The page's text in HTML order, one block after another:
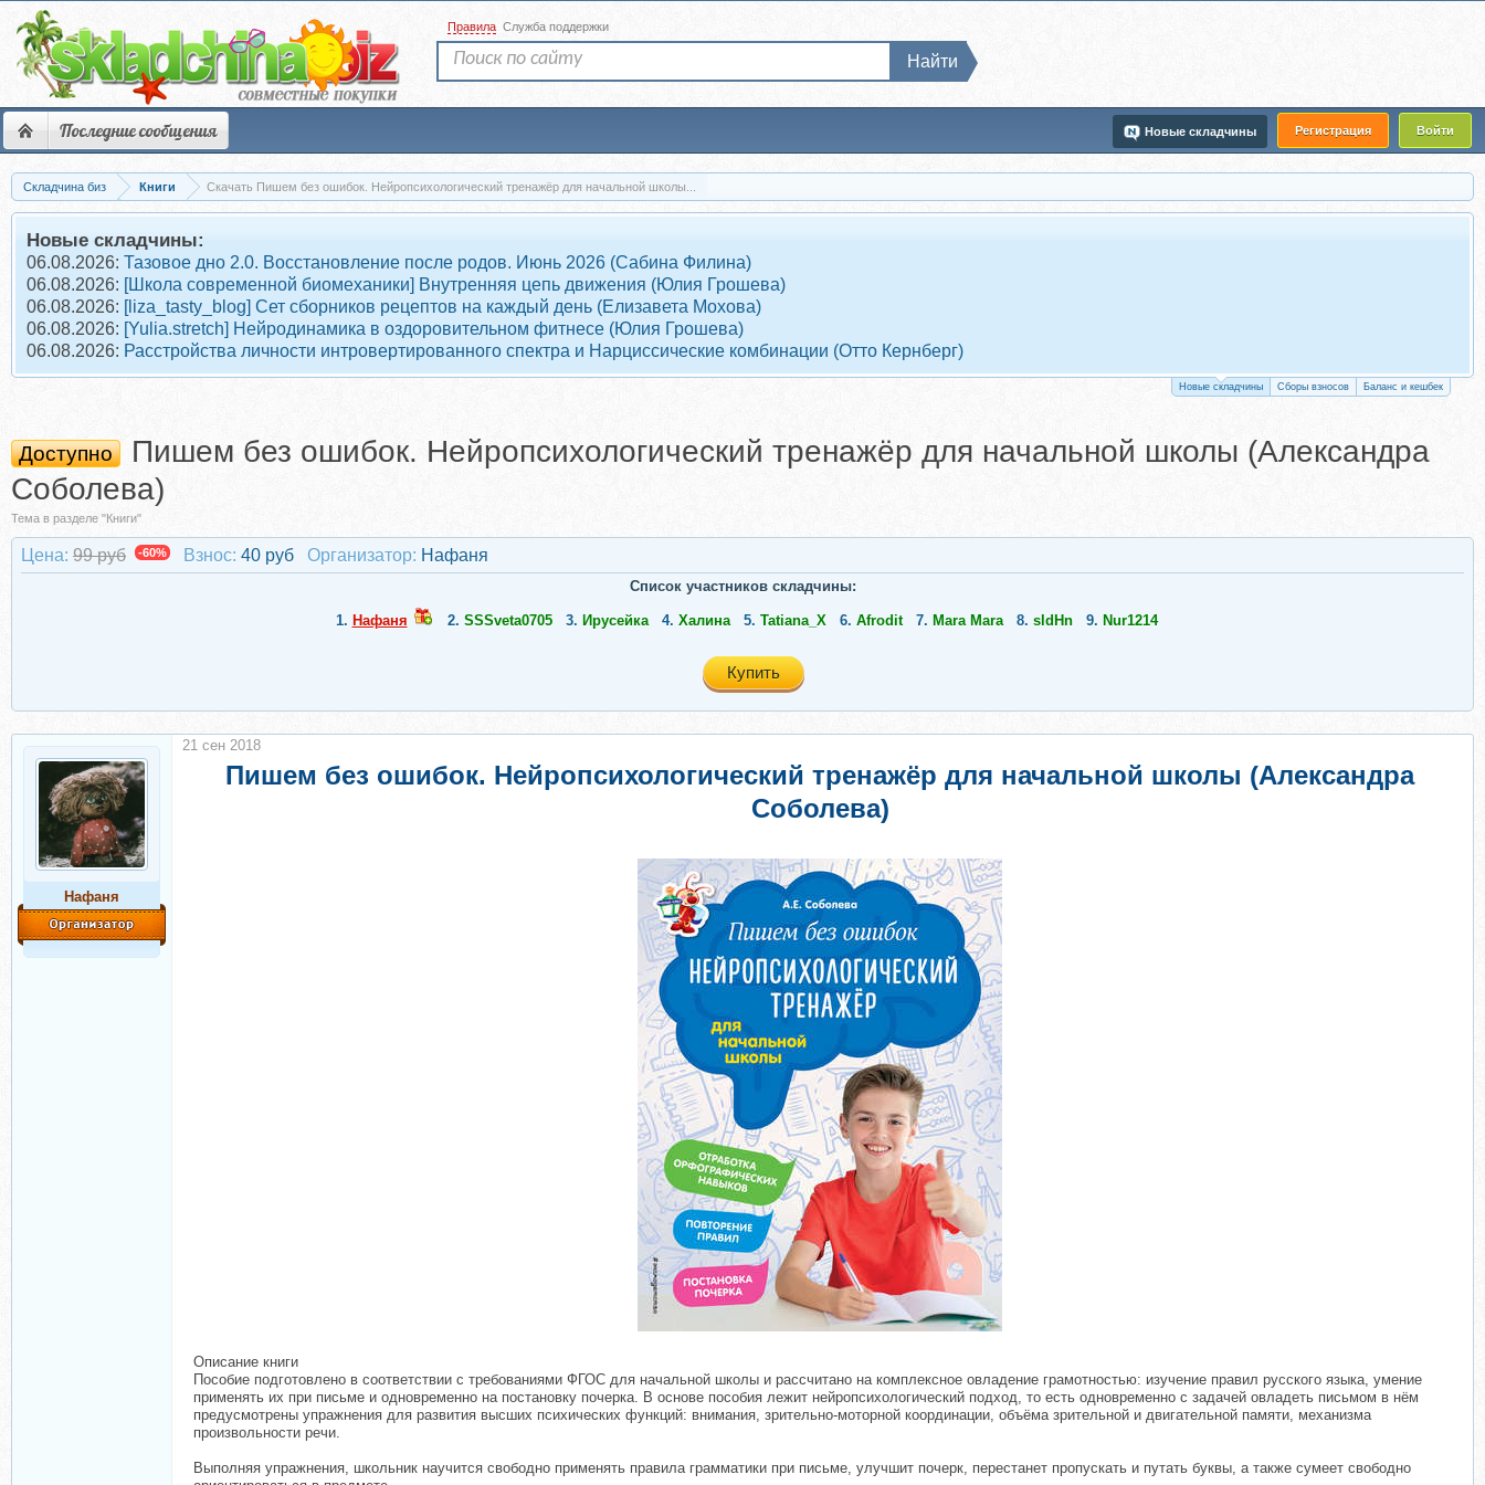
Последние сообщения Регистрация Войти
Новые складчины
Правила Служба поддержки
Найти
Складчина биз Книги Скачать Пишем без ошибок. Нейропсихологический тренажёр для начальной школы...
Новые складчины:
06.08.2026: Тазовое дно 2.0. Восстановление после родов. Июнь 2026 (Сабина Филина)
06.08.2026: [Школа современной биомеханики] Внутренняя цепь движения (Юлия Грошева)
06.08.2026: [liza_tasty_blog] Сет сборников рецептов на каждый день (Елизавета Мохова)
06.08.2026: [Yulia.stretch] Нейродинамика в оздоровительном фитнесе (Юлия Грошева)
06.08.2026: Расстройства личности интровертированного спектра и Нарциссические комбинации (Отто Кернберг)
Новые складчины Сборы взносов Баланс и кешбек
Доступно
Пишем без ошибок. Нейропсихологический тренажёр для начальной школы (Александра
Соболева)
Тема в разделе "Книги"
Цена: 99 руб -60% Взнос: 40 руб Организатор: Нафаня
Список участников складчины:
1. Нафаня 2. SSSveta0705 3. Ирусейка 4. Халина 5. Tatiana_X 6. Afrodit 7. Мara Mara 8. sldHn 9. Nur1214
Купить
Нафаня
Пишем без ошибок. Нейропсихологический тренажёр для начальной школы (Александра
Соболева)
Описание книги
Пособие подготовлено в соответствии с требованиями ФГОС для начальной школы и рассчитано на комплексное овладение грамотностью: изучение правил русского языка, умение
применять их при письме и одновременно на постановку почерка. В основе пособия лежит нейропсихологический подход, то есть одновременно с задачей овладеть письмом в нём
предусмотрены упражнения для развития высших психических функций: внимания, зрительно-моторной координации, объёма зрительной и двигательной памяти, механизма
произвольности речи.
Выполняя упражнения, школьник научится свободно применять правила грамматики при письме, улучшит почерк, перестанет пропускать и путать буквы, а также сумеет свободно
21 сен 2018